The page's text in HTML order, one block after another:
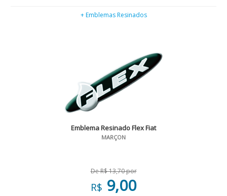
+ Emblemas Resinados
Emblema Resinado Flex Fiat
MARÇON
De R$ 13,70 por
R$ 9,00